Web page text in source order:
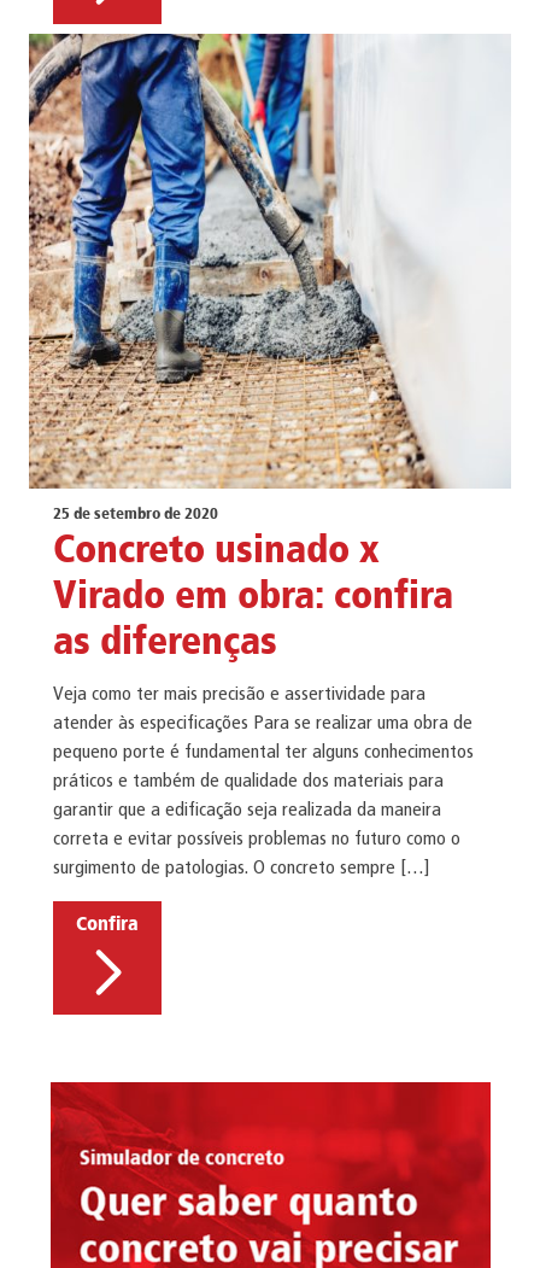
25 de setembro de 2020
Concreto usinado x
Virado em obra: confira
as diferenças
Veja como ter mais precisão e assertividade para
atender às especificações Para se realizar uma obra de
pequeno porte é fundamental ter alguns conhecimentos
práticos e também de qualidade dos materiais para
garantir que a edificação seja realizada da maneira
correta e evitar possíveis problemas no futuro como o
surgimento de patologias. O concreto sempre […]
Confira